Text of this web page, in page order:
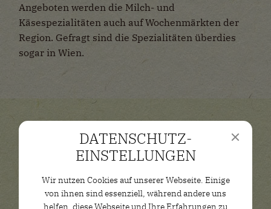
Angeboten werden die Milch- und
Käsespezialitäten auch auf Wochenmärkten der
Region. Gefragt sind die Spezialitäten überdies
sogar in Wien.
Käserei Hölfmaier
Kerschham 8
A – 5221 Lochen am See
So erreichst du uns
Tel: +43 (0) 7747 – 5221
DATENSCHUTZ­
EINSTELLUNGEN
Wir nutzen Cookies auf unserer Webseite. Einige
von ihnen sind essenziell, während andere uns
helfen, diese Webseite und Ihre Erfahrungen zu